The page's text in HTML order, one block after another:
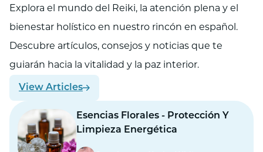
Explora el mundo del Reiki, la atención plena y el
bienestar holístico en nuestro rincón en español.
Descubre artículos, consejos y noticias que te
guiarán hacia la vitalidad y la paz interior.
View Articles
Esencias Florales - Protección Y
Limpieza Energética